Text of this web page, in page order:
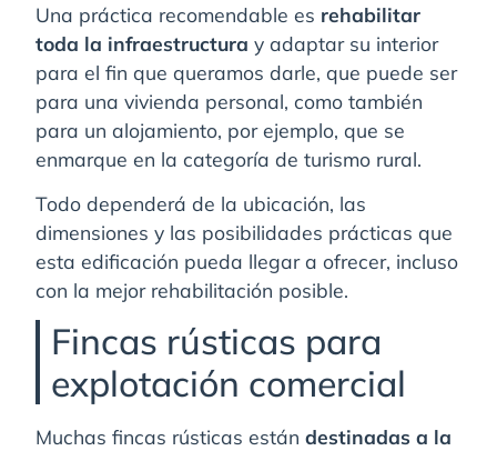
Una práctica recomendable es rehabilitar
toda la infraestructura y adaptar su interior
para el fin que queramos darle, que puede ser
para una vivienda personal, como también
para un alojamiento, por ejemplo, que se
enmarque en la categoría de turismo rural.
Todo dependerá de la ubicación, las
dimensiones y las posibilidades prácticas que
esta edificación pueda llegar a ofrecer, incluso
con la mejor rehabilitación posible.
Fincas rústicas para
explotación comercial
Muchas fincas rústicas están destinadas a la